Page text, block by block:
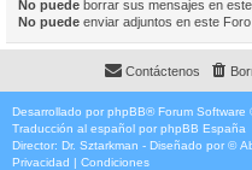
No puede borrar sus mensajes en
No puede enviar adjuntos en este Foro
Contáctenos
Desarrollado por phpBB® Forum Software
Traducción al español por phpBB España
Director: Dr. Sztarkman - Diseñado por ©
Privacidad | Condiciones